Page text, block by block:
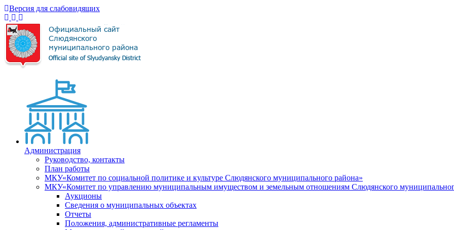
Версия для слабовидящих
Администрация
Руководство, контакты
План работы
МКУ«Комитет по социальной политике и культуре Слюдянского муниципального района»
МКУ«Комитет по управлению муниципальным имуществом и земельным отношениям Слюдянского
Аукционы
Сведения о муниципальных объектах
Отчеты
Положения, административные регламенты